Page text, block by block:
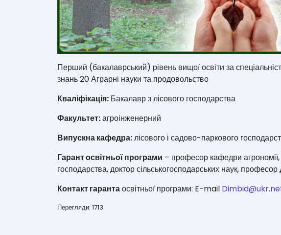
Перший (бакалаврський) рівень вищої освіти за
знань 20 Аграрні науки та продовольство
Кваліфікація: Бакалавр з лісового господарства
Факультет:агроінженерний
Випускна кафедра:лісового і садово-паркового
Гарант освітньої програми – професор кафедри
господарства, доктор сільськогосподарських наук, професор
Контакт гарантаосвітньої програми: E-mail
Перегляди: 1713